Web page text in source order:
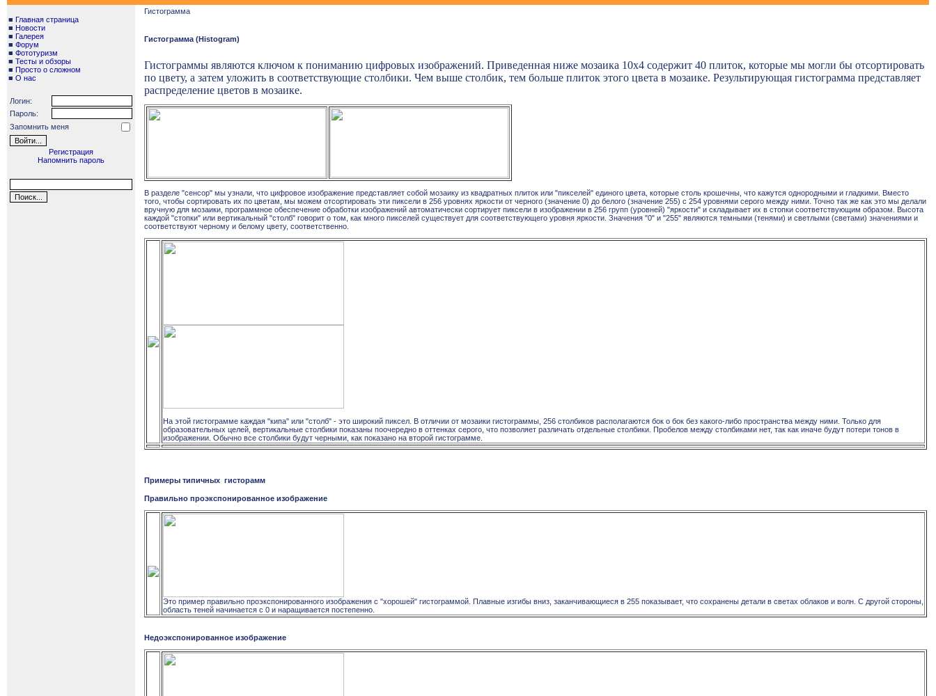
■ Главная страница
■ Новости
■ Галерея
■ Форум
■ Фототуризм
■ Тесты и обзоры
■ Просто о сложном
■ О нас
Логин:
Пароль:
Запомнить меня
Регистрация
Напомнить пароль
Гистограмма
Гистограмма (Histogram)
Гистограммы являются ключом к пониманию цифровых изображений. Приведенная ниже мозаика 10x4 содержит 40 плиток, которые мы могли бы отсортировать
по цвету, а затем уложить в соответствующие столбики. Чем выше столбик, тем больше плиток этого цвета в мозаике. Результирующая гистограмма представляет
распределение цветов в мозаике.
В разделе "сенсор" мы узнали, что цифровое изображение представляет собой мозаику из квадратных плиток или "пикселей" единого цвета, которые столь крошечны, что кажутся однородными и гладкими. Вместо
того, чтобы сортировать их по цветам, мы можем отсортировать эти пиксели в 256 уровнях яркости от черного (значение 0) до белого (значение 255) с 254 уровнями серого между ними. Точно так же как это мы делали
вручную для мозаики, программное обеспечение обработки изображений автоматически сортирует пиксели в изображении в 256 групп (уровней) "яркости" и складывает их в стопки соответствующим образом. Высота
каждой "стопки" или вертикальный "столб" говорит о том, как много пикселей существует для соответствующего уровня яркости. Значения "0" и "255" являются темными (тенями) и светлыми (светами) значениями и
соответствуют черному и белому цвету, соответственно.
На этой гистограмме каждая "кипа" или "столб" - это широкий пиксел. В отличии от мозаики гистограммы, 256 столбиков располагаются бок о бок без какого-либо пространства между ними. Только для
образовательных целей, вертикальные столбики показаны поочередно в оттенках серого, что позволяет различать отдельные столбики. Пробелов между столбиками нет, так как иначе будут потери тонов в
изображении. Обычно все столбики будут черными, как показано на второй гистограмме.
Примеры типичных гисторамм
Правильно проэкспонированное изображение
Это пример правильно проэкспонированного изображения с "хорошей" гистограммой. Плавные изгибы вниз, заканчивающиеся в 255 показывает, что сохранены детали в светах облаков и волн. С другой стороны,
область теней начинается с 0 и наращивается постепенно.
Недоэкспонированное изображение